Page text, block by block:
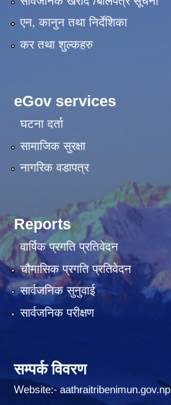
एन, कानुन तथा निर्देशिका
कर तथा शुल्कहरु
eGov services
घटना दर्ता
सामाजिक सुरक्षा
नागरिक वडापत्र
Reports
वार्षिक प्रगति प्रतिवेदन
चौमासिक प्रगति प्रतिवेदन
सार्वजनिक सुनुवाई
सार्वजनिक परीक्षण
सम्पर्क विवरण
Website:-aathraitribenimun.gov.np